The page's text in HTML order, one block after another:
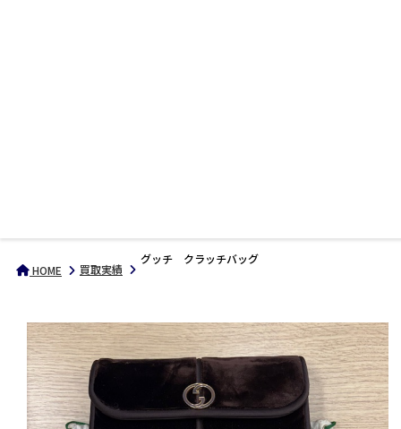
HOME 買取実績
グッチ クラッチバッグ